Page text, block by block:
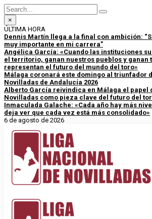
×
ÚLTIMA HORA
Dennis Martín llega a la final con ambición:
muy importante en mi carrera”
Angélica García: «Cuando las instituciones
el territorio, ganan nuestros pueblos y ganan
representan el futuro del mundo del toro»
Málaga coronará este domingo al triunfador
Novilladas de Andalucía 2026
Alberto García reivindica en Málaga el papel
Novilladas como pieza clave del futuro del
Inmaculada Galache: «Cada año hay más
deja ver que cada vez está más consolidado»
6 de agosto de 2026